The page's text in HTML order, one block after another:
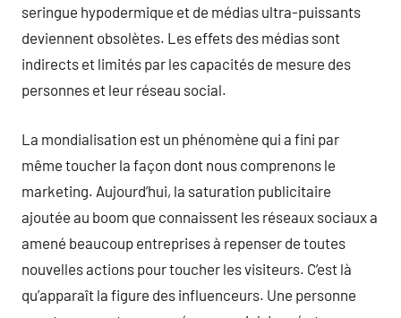
seringue hypodermique et de médias ultra-puissants
deviennent obsolètes. Les effets des médias sont
indirects et limités par les capacités de mesure des
personnes et leur réseau social.
La mondialisation est un phénomène qui a fini par
même toucher la façon dont nous comprenons le
marketing. Aujourd’hui, la saturation publicitaire
ajoutée au boom que connaissent les réseaux sociaux a
amené beaucoup entreprises à repenser de toutes
nouvelles actions pour toucher les visiteurs. C’est là
qu’apparaît la figure des influenceurs. Une personne